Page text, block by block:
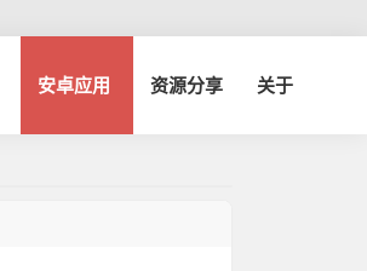
安卓应用 资源分享 关于